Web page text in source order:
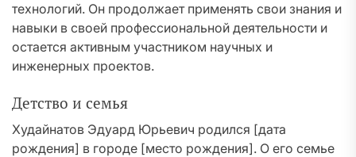
технологий. Он продолжает применять свои знания и
навыки в своей профессиональной деятельности и
остается активным участником научных и
инженерных проектов.
Детство и семья
Худайнатов Эдуард Юрьевич родился [дата
рождения] в городе [место рождения]. О его семье